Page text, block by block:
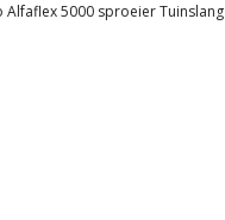
Alfaflex5000 sproeierTuinslang